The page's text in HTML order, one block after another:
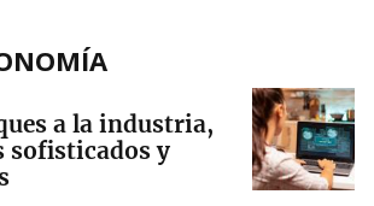
a la industria,
sofisticados y